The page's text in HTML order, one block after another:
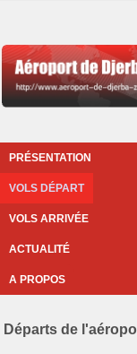
PRÉSENTATION
VOLS DÉPART
VOLS ARRIVÉE
ACTUALITÉ
A PROPOS
Départs de